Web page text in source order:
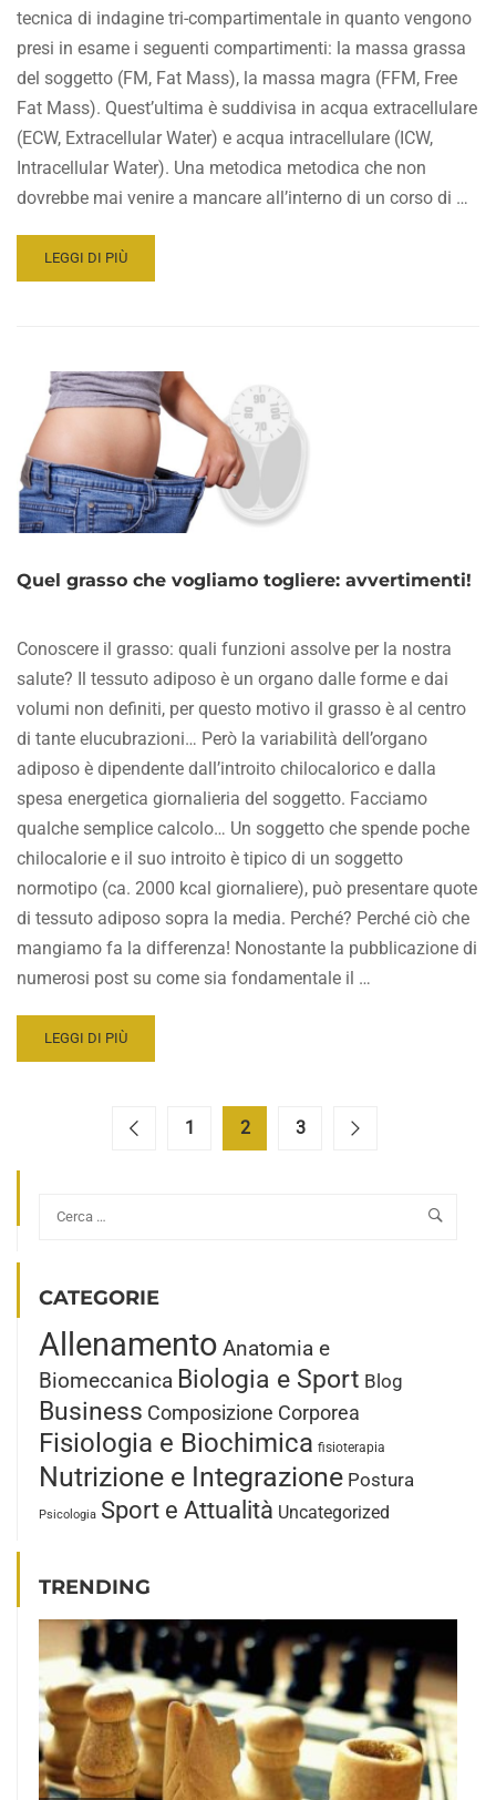
tecnica di indagine tri-compartimentale in quanto vengono
presi in esame i seguenti compartimenti: la massa grassa
del soggetto (FM, Fat Mass), la massa magra (FFM, Free
Fat Mass). Quest’ultima è suddivisa in acqua extracellulare
(ECW, Extracellular Water) e acqua intracellulare (ICW,
Intracellular Water). Una metodica metodica che non
dovrebbe mai venire a mancare all’interno di un corso di …
READ
MORE
CORPOREA
E
SUE
LEGGI DI PIÙ
Quel grasso che vogliamo togliere: avvertimenti!
Conoscere il grasso: quali funzioni assolve per la nostra
salute? Il tessuto adiposo è un organo dalle forme e dai
volumi non definiti, per questo motivo il grasso è al centro
di tante elucubrazioni… Però la variabilità dell’organo
adiposo è dipendente dall’introito chilocalorico e dalla
spesa energetica giornalieria del soggetto. Facciamo
qualche semplice calcolo… Un soggetto che spende poche
chilocalorie e il suo introito è tipico di un soggetto
normotipo (ca. 2000 kcal giornaliere), può presentare quote
di tessuto adiposo sopra la media. Perché? Perché ciò che
mangiamo fa la differenza! Nonostante la pubblicazione di
numerosi post su come sia fondamentale il …
READ
MORE
AVVERTIMENTI!
LEGGI DI PIÙ
1 2 3
CATEGORIE
Allenamento Anatomia e
Biomeccanica Biologia e Sport Blog
Business Composizione Corporea
Fisiologia e Biochimica fisioterapia
Nutrizione e Integrazione Postura
Psicologia Sport e Attualità Uncategorized
TRENDING